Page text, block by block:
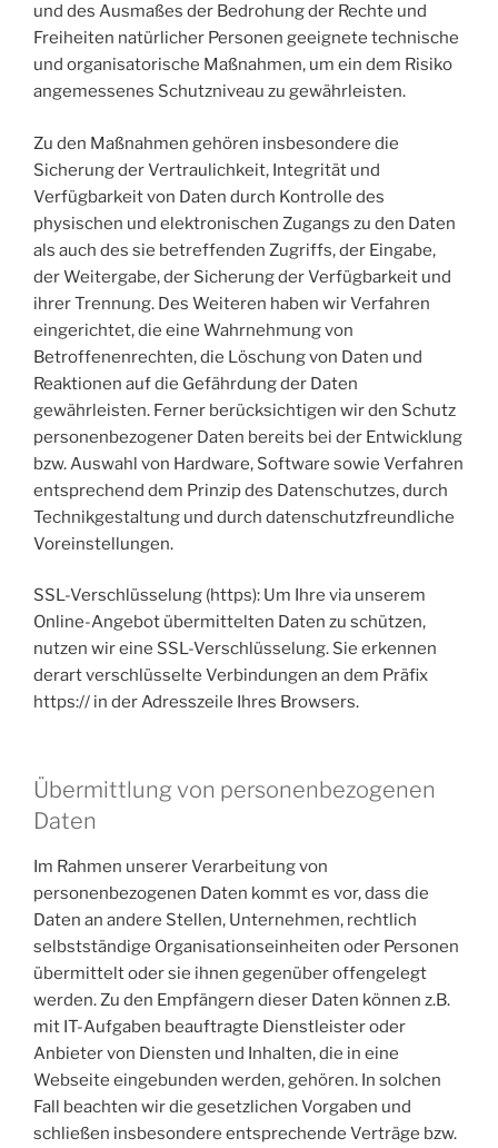
und des Ausmaßes der Bedrohung der Rechte und
Freiheiten natürlicher Personen geeignete technische
und organisatorische Maßnahmen, um ein dem Risiko
angemessenes Schutzniveau zu gewährleisten.
Zu den Maßnahmen gehören insbesondere die
Sicherung der Vertraulichkeit, Integrität und
Verfügbarkeit von Daten durch Kontrolle des
physischen und elektronischen Zugangs zu den Daten
als auch des sie betreffenden Zugriffs, der Eingabe,
der Weitergabe, der Sicherung der Verfügbarkeit und
ihrer Trennung. Des Weiteren haben wir Verfahren
eingerichtet, die eine Wahrnehmung von
Betroffenenrechten, die Löschung von Daten und
Reaktionen auf die Gefährdung der Daten
gewährleisten. Ferner berücksichtigen wir den Schutz
personenbezogener Daten bereits bei der Entwicklung
bzw. Auswahl von Hardware, Software sowie Verfahren
entsprechend dem Prinzip des Datenschutzes, durch
Technikgestaltung und durch datenschutzfreundliche
Voreinstellungen.
SSL-Verschlüsselung (https): Um Ihre via unserem
Online-Angebot übermittelten Daten zu schützen,
nutzen wir eine SSL-Verschlüsselung. Sie erkennen
derart verschlüsselte Verbindungen an dem Präfix
https:// in der Adresszeile Ihres Browsers.
Übermittlung von personenbezogenen
Daten
Im Rahmen unserer Verarbeitung von
personenbezogenen Daten kommt es vor, dass die
Daten an andere Stellen, Unternehmen, rechtlich
selbstständige Organisationseinheiten oder Personen
übermittelt oder sie ihnen gegenüber offengelegt
werden. Zu den Empfängern dieser Daten können z.B.
mit IT-Aufgaben beauftragte Dienstleister oder
Anbieter von Diensten und Inhalten, die in eine
Webseite eingebunden werden, gehören. In solchen
Fall beachten wir die gesetzlichen Vorgaben und
schließen insbesondere entsprechende Verträge bzw.